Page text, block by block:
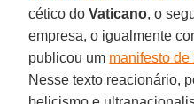
cético doVaticano, o
empresa, o igualmente
publicou um manifesto de
Nesse texto reacionário,